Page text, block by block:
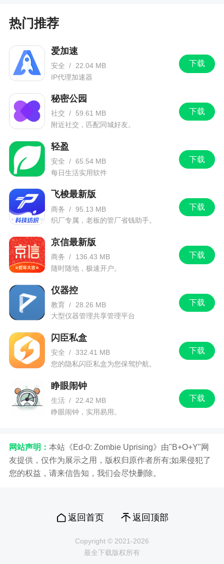
热门推荐
下载
爱加速
安全 /
22.04 MB
IP代理加速器
下载
秘密公园
社交 /
59.61 MB
附近社交，匹配同城好友。
下载
轻盈
安全 / 65.54 MB
每日生活实用软件
下载
飞梭最新版
商务 / 95.13 MB
织厂专属，老板的管厂省钱助手。
下载
京信最新版
商务 /
136.43 MB
随时随地，极速开户。
下载
仪器控
教育 /
28.26 MB
大型仪器管理共享管理平台
下载
闪臣私盒
安全 / 332.41 MB
您的隐私闪臣私盒为您保驾护航。
下载
睁眼闹钟
生活 /
22.42 MB
睁眼闹钟，实用易用。
网站声明： 本站《Ed-0: Zombie Uprising》由"B+O+Y"网
友提供，仅作为展示之用，版权归原作者所有;如果侵犯了
您的权益，请来信告知，我们会尽快删除。
返回首页 返回顶部
Copyright © 2021-2026
最全下载版权所有